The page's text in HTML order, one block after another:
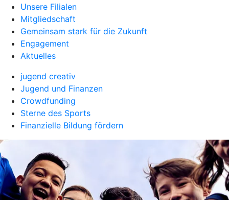
Unsere Filialen
Mitgliedschaft
Gemeinsam stark für die Zukunft
Engagement
Aktuelles
jugend creativ
Jugend und Finanzen
Crowdfunding
Sterne des Sports
Finanzielle Bildung fördern